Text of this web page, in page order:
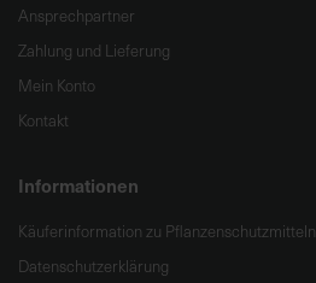
Ansprechpartner
Zahlung und Lieferung
Mein Konto
Kontakt
Informationen
Käuferinformation zu Pflanzenschutzmitteln
Datenschutzerklärung